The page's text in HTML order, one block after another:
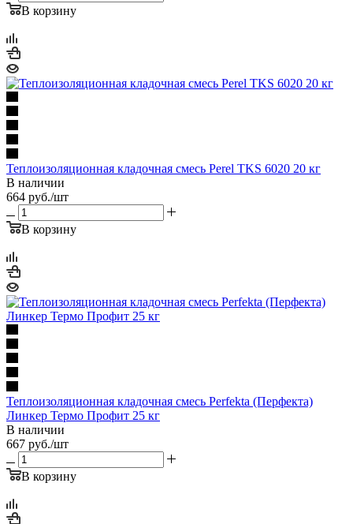
В корзину
Теплоизоляционная кладочная смесь Perel TKS 6020 20 кг
В наличии
664 руб./шт
В корзину
Теплоизоляционная кладочная смесь Perfekta (Перфекта)
Линкер Термо Профит 25 кг
В наличии
667 руб./шт
В корзину